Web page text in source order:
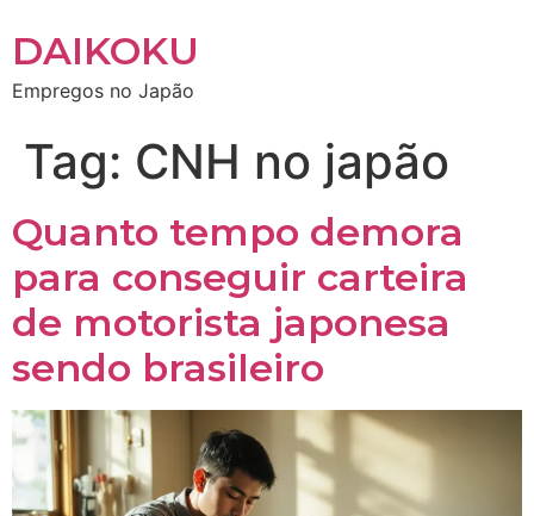
DAIKOKU
Empregos no Japão
Tag: CNH no japão
Quanto tempo demora
para conseguir carteira
de motorista japonesa
sendo brasileiro